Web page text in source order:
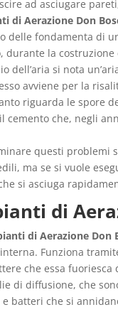
ad asciugare
di Aerazione Don
delle fondamenta di
durante la
dell’aria si nota
avviene per la
riguarda le spore
cemento che, negli
questi problemi
ma se si vuole
si asciuga
di
di Aerazione Don
Funziona
che essa fuoriesca
di diffusione, che
batteri che si